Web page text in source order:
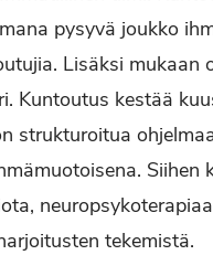
pysyvä joukko
Lisäksi mukaan
Kuntoutus kestää
strukturoitua
Siihen
tekemistä.